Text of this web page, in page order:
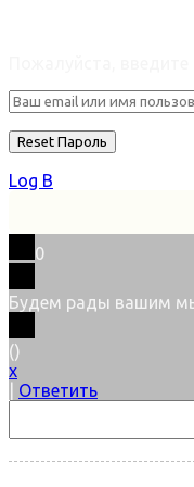
Log В
0
Будем рады вашим
()
x
Ответить